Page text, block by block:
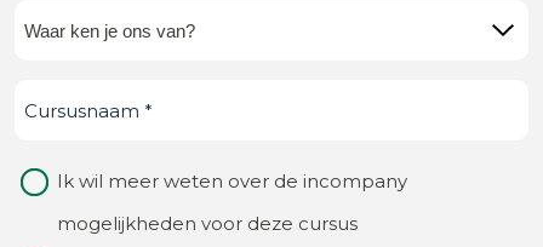
Waar
je
van?
(Vereist)
Cursusnaam (Vereist)
Waarom
contact
Ik wil meer weten over de incompany
mogelijkheden voor deze cursus